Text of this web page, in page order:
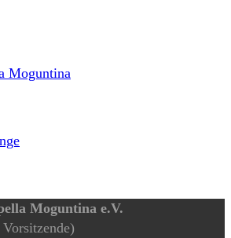
Moguntina
Moguntina e.V.